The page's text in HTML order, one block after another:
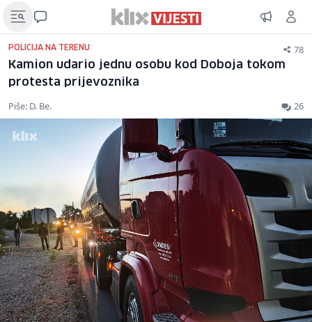
POLICIJA NA TERENU 78
Kamion udario jednu osobu kod Doboja tokom
protesta prijevoznika
Piše: D. Be. 26